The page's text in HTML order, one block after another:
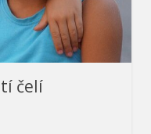
čelí